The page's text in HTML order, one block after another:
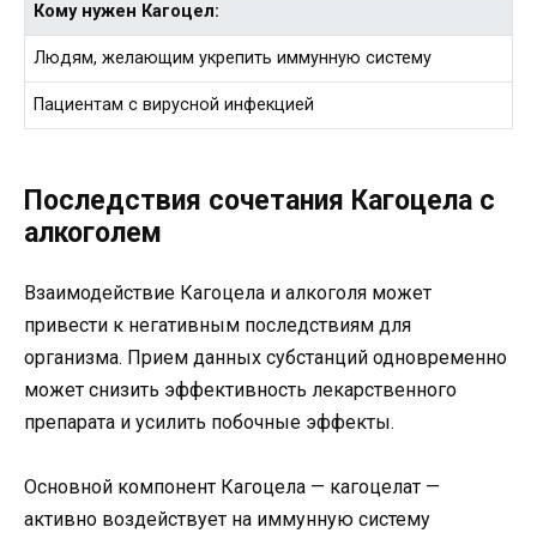
Кому нужен Кагоцел:
Людям, желающим укрепить иммунную систему
Пациентам с вирусной инфекцией
Последствия сочетания Кагоцела с
алкоголем
Взаимодействие Кагоцела и алкоголя может
привести к негативным последствиям для
организма. Прием данных субстанций одновременно
может снизить эффективность лекарственного
препарата и усилить побочные эффекты.
Основной компонент Кагоцела — кагоцелат —
активно воздействует на иммунную систему